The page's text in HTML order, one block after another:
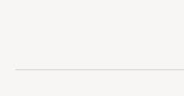
当サイトのコンテ